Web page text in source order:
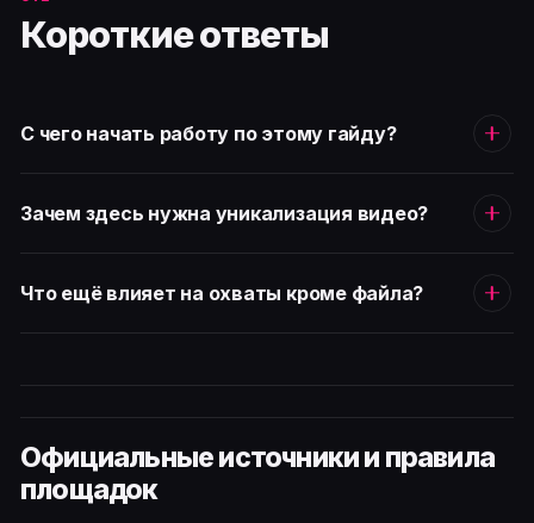
Короткие ответы
С чего начать работу по этому гайду?
Зачем здесь нужна уникализация видео?
Что ещё влияет на охваты кроме файла?
Официальные источники и правила
площадок